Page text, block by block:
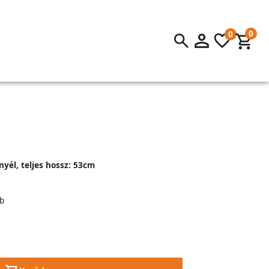
0 0
teljes hossz: 53cm